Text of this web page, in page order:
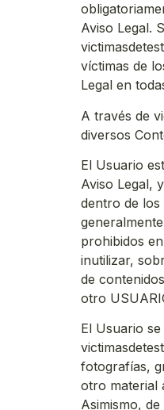
Aviso Legal.
víctimas de
Legal en
A través de
diversos
El Usuario
Aviso Legal,
dentro de los
prohibidos
inutilizar,
de
otro
El Usuario
fotografías,
otro material
Asimismo,